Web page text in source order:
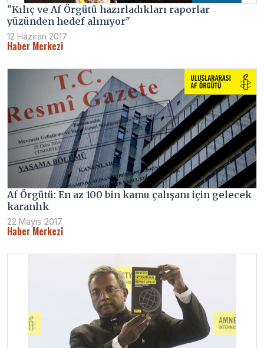
"Kılıç ve Af Örgütü hazırladıkları raporlar
yüzünden hedef alınıyor"
12 Haziran 2017
Haber Merkezi
Af Örgütü: En az 100 bin kamu çalışanı için gelecek
karanlık
22 Mayıs 2017
Haber Merkezi